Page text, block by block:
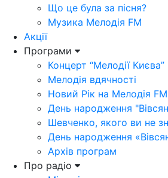
Що це була за пісня?
Музика Мелодія FM
Акції
Програми
Концерт “Мелодії
Мелодія вдячності
Новий Рік на Мелодія FM
День народження
Шевченко, якого ви не
День народження
Архів програм
Про радіо